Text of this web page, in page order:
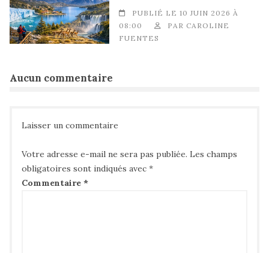
PUBLIÉ LE 10 JUIN 2026 À
08:00
PAR CAROLINE
FUENTES
Aucun commentaire
Laisser un commentaire
Votre adresse e-mail ne sera pas publiée. Les champs
obligatoires sont indiqués avec *
Commentaire *